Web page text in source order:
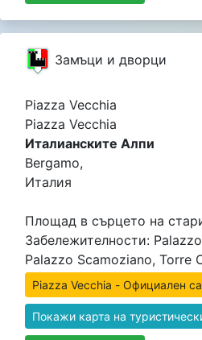
Замъци и дворци
Piazza Vecchia
Piazza Vecchia
Италианските Алпи
Bergamo,
Италия
Площад в сърцето на
Забележителности:
Palazzo Scamoziano, Torre
Piazza Vecchia - Официален
Покажи карта на